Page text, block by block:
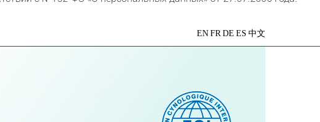
Яндекс
EN FR DE ES 中文